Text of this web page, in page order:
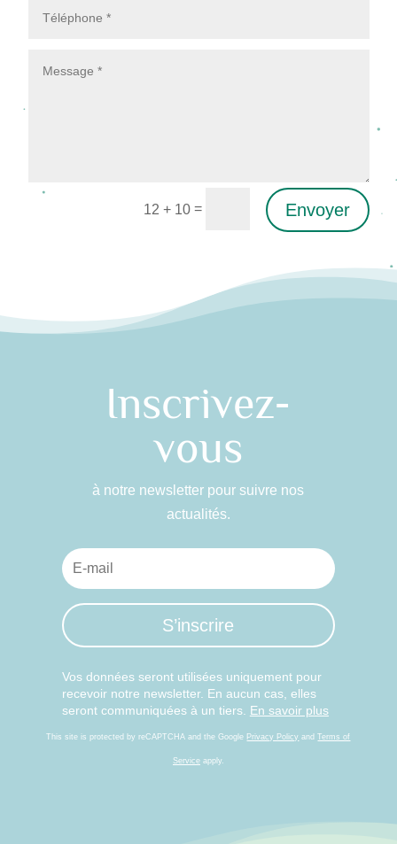
12 + 10= Envoyer
Inscrivez-
vous
à notre newsletter pour suivre nos
actualités.
S’inscrire
Vos données seront utilisées uniquement pour
recevoir notre newsletter. En aucun cas, elles
seront communiquées à un tiers. En savoir plus
This site is protected by reCAPTCHA and the Google Privacy Policy andTerms of
Serviceapply.